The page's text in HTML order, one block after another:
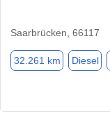
Saarbrücken, 66117
32.261 km Diesel